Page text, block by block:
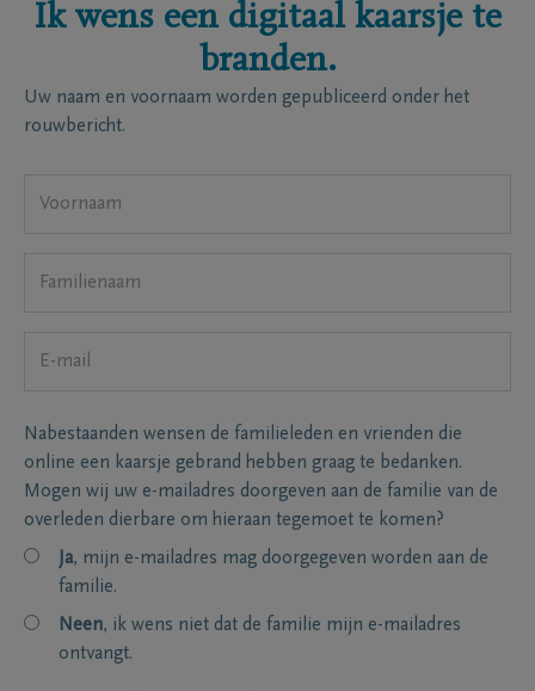
Ik wens een digitaal kaarsje te
branden.
Uw naam en voornaam worden gepubliceerd onder het
rouwbericht.
Nabestaanden wensen de familieleden en vrienden die
online een kaarsje gebrand hebben graag te bedanken.
Mogen wij uw e-mailadres doorgeven aan de familie van de
overleden dierbare om hieraan tegemoet te komen?
Ja, mijn e-mailadres mag doorgegeven worden aan de
familie.
Neen, ik wens niet dat de familie mijn e-mailadres
ontvangt.